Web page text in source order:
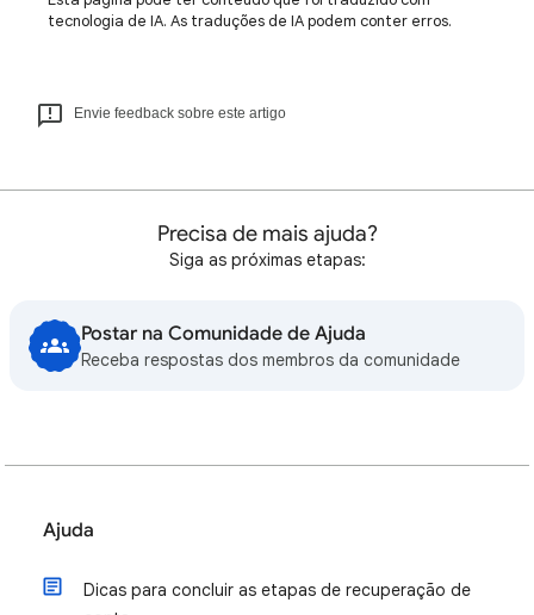
tecnologia de IA. As traduções de IA podem conter erros.
Envie feedback sobre este artigo
Precisa de mais ajuda?
Siga as próximas etapas:
Postar na Comunidade de Ajuda
Receba respostas dos membros da comunidade
Ajuda
Dicas para concluir as etapas de recuperação de